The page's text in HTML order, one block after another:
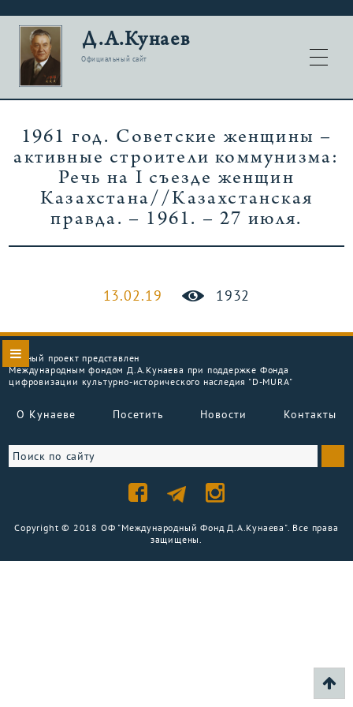
Д.А.Кунаев
Официальный сайт
1961 год. Советские женщины –
активные строители коммунизма:
Речь на I съезде женщин
Казахстана//Казахстанская
правда. – 1961. – 27 июля.
13.02.19 1932
Данный проект представлен
Международным фондом Д.А.Кунаева при поддержке Фонда
цифровизации культурно-исторического наследия "D-MURA"
О Кунаеве Посетить Новости Контакты
Copyright © 2018 ОФ "Международный Фонд Д.А.Кунаева". Все права
защищены.